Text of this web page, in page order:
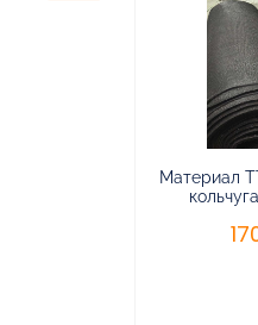
Материал